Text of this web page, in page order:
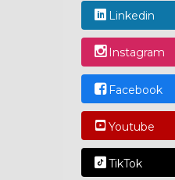
Linkedin
Instagram
Facebook
Youtube
TikTok